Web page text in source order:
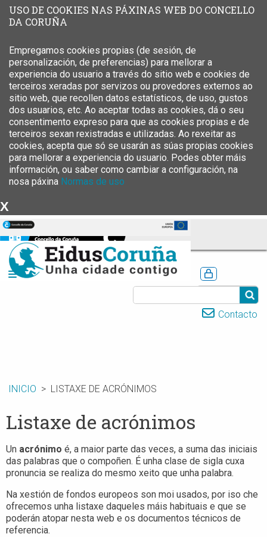
USO DE COOKIES NAS PÁXINAS WEB DO CONCELLO
DA CORUÑA
Empregamos cookies propias (de sesión, de
personalización, de preferencias) para mellorar a
experiencia do usuario a través do sitio web e cookies de
terceiros xeradas por servizos ou provedores externos ao
sitio web, que recollen datos estatísticos, de uso, gustos
dos usuarios, etc. Ao aceptar todas as cookies, dá o seu
consentimento expreso para que as cookies propias e de
terceiros sexan rexistradas e utilizadas. Ao rexeitar as
cookies, acepta que só se usarán as súas propias cookies
para mellorar a experiencia do usuario. Podes obter máis
información, ou saber como cambiar a configuración, na
nosa páxina Normas de uso
X
Contacto
CASTELLANO
INICIO LISTAXE DE ACRÓNIMOS
Listaxe de acrónimos
Un acrónimo é, a maior parte das veces, a suma das iniciais
das palabras que o compoñen. É unha clase de sigla cuxa
pronuncia se realiza do mesmo xeito que unha palabra.
Na xestión de fondos europeos son moi usados, por iso che
ofrecemos unha listaxe daqueles máis habituais e que se
poderán atopar nesta web e os documentos técnicos de
referencia.